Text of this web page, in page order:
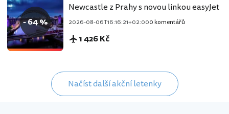
- 64 %
Newcastle z Prahy s novou linkou easyJet
2026-08-06T16:16:21+02:000 komentářů
1 426 Kč
Načíst další akční letenky